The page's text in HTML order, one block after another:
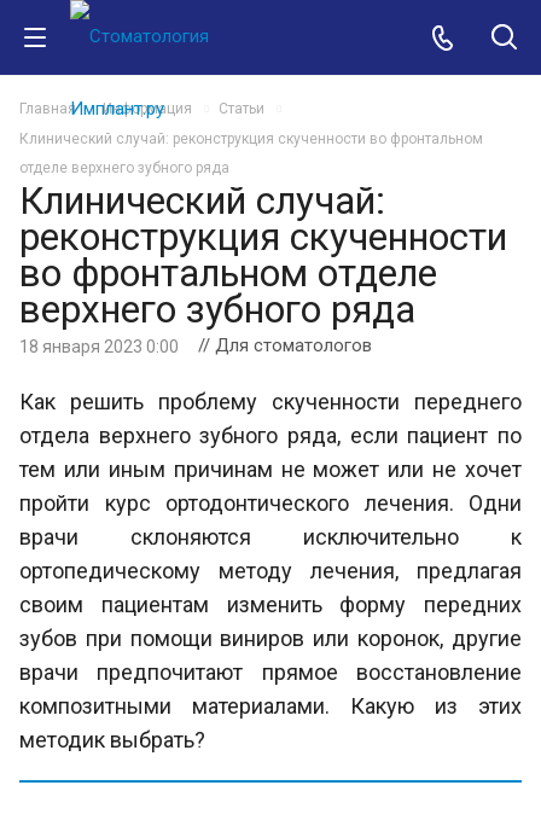
Главная Информация
Статьи
Клинический случай: реконструкция скученности во фронтальном
отделе верхнего зубного ряда
Клинический случай:
реконструкция скученности
во фронтальном отделе
верхнего зубного ряда
18 января 2023 0:00 // Для стоматологов
Как решить проблему скученности переднего
отдела верхнего зубного ряда, если пациент по
тем или иным причинам не может или не хочет
пройти курс ортодонтического лечения. Одни
врачи склоняются исключительно к
ортопедическому методу лечения, предлагая
своим пациентам изменить форму передних
зубов при помощи виниров или коронок, другие
врачи предпочитают прямое восстановление
композитными материалами. Какую из этих
методик выбрать?